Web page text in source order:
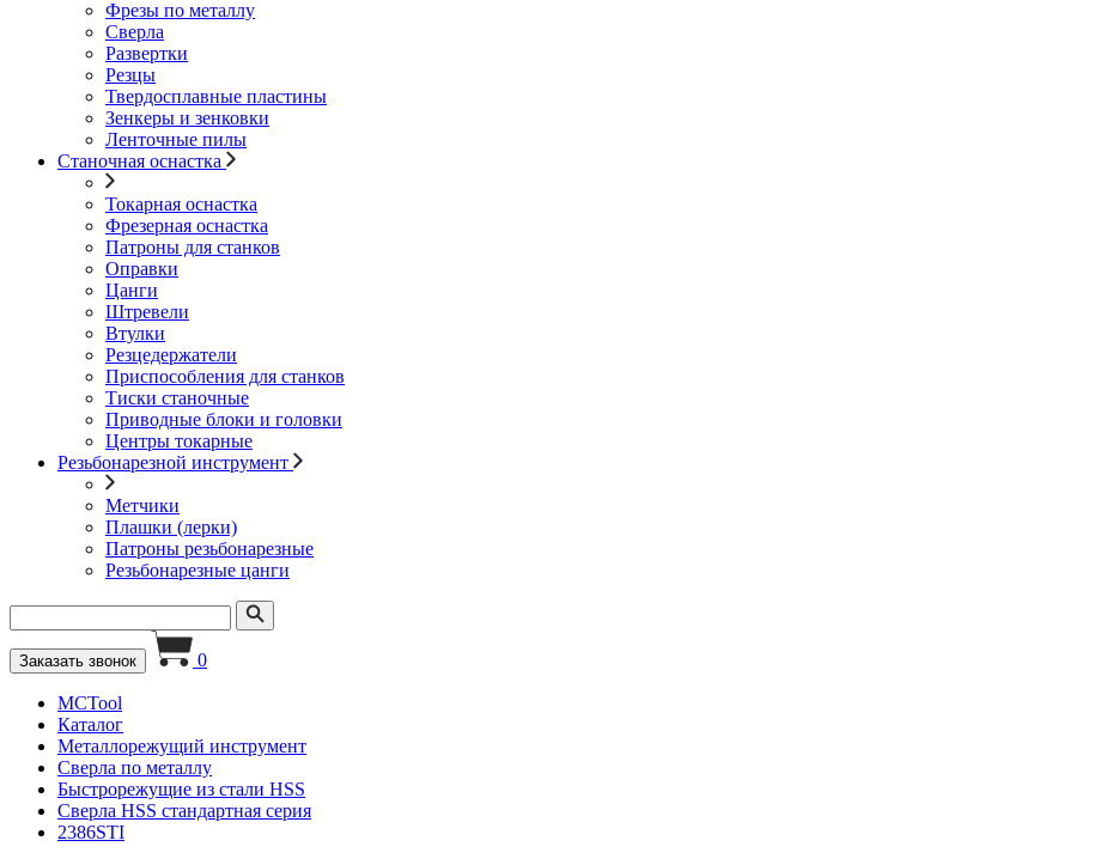
Фрезы по металлу
Сверла
Развертки
Резцы
Твердосплавные пластины
Зенкеры и зенковки
Ленточные пилы
Станочная оснастка
Токарная оснастка
Фрезерная оснастка
Патроны для станков
Оправки
Цанги
Штревели
Втулки
Резцедержатели
Приспособления для станков
Тиски станочные
Приводные блоки и головки
Центры токарные
Резьбонарезной инструмент
Метчики
Плашки (лерки)
Патроны резьбонарезные
Резьбонарезные цанги
Заказать звонок 0
MCTool
Каталог
Металлорежущий инструмент
Сверла по металлу
Быстрорежущие из стали HSS
Сверла HSS стандартная серия
2386STI